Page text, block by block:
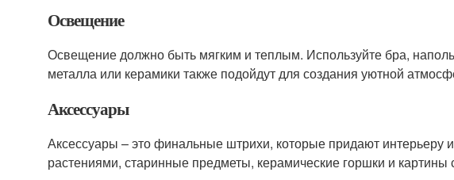
Освещение
Освещение должно быть мягким и теплым. Используйте бра,
металла или керамики также подойдут для создания уютной
Аксессуары
Аксессуары – это финальные штрихи, которые придают интерьеру
растениями, старинные предметы, керамические горшки и